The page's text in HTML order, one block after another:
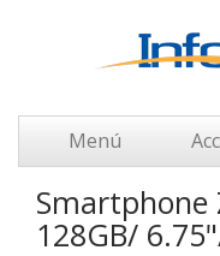
Menú
Smartphone
128GB/